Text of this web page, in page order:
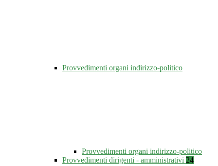
Provvedimenti organi indirizzo-politico
Provvedimenti organi indirizzo-politico
Provvedimenti dirigenti - amministrativi 24